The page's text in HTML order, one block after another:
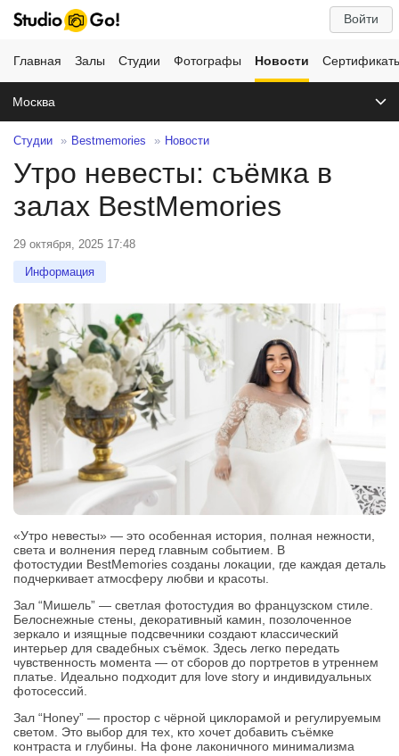
Войти
Главная Залы Студии Фотографы Новости
Москва
Студии Bestmemories Новости
Утро невесты: съёмка в
залах BestMemories
29 октября, 2025 17:48
Информация
«Утро невесты» — это особенная история, полная нежности,
света и волнения перед главным событием. В
фотостудии BestMemories созданы локации, где каждая деталь
подчеркивает атмосферу любви и красоты.
Зал “Мишель” — светлая фотостудия во французском стиле.
Белоснежные стены, декоративный камин, позолоченное
зеркало и изящные подсвечники создают классический
интерьер для свадебных съёмок. Здесь легко передать
чувственность момента — от сборов до портретов в утреннем
платье. Идеально подходит для love story и индивидуальных
фотосессий.
Зал “Honey” — простор с чёрной циклорамой и регулируемым
светом. Это выбор для тех, кто хочет добавить съёмке
контраста и глубины. На фоне лаконичного минимализма